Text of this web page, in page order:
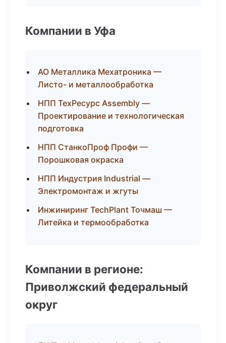
Компании в Уфа
АО Металлика Мехатроника —
Листо- и металлообработка
НПП ТехРесурс Assembly —
Проектирование и технологическая
подготовка
НПП СтанкоПроф Профи —
Порошковая окраска
НПП Индустрия Industrial —
Электромонтаж и жгуты
Инжиниринг TechPlant Точмаш —
Литейка и термообработка
Компании в регионе:
Приволжский федеральный
округ